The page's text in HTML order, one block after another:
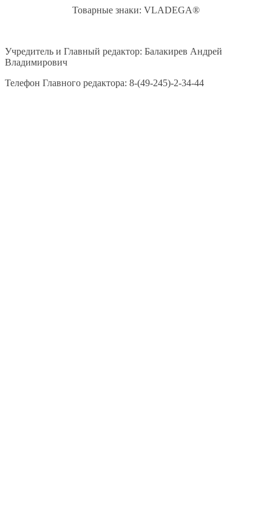
Товарные знаки: VLADEGA®
Учредитель и Главный редактор: Балакирев Андрей
Владимирович
Телефон Главного редактора: 8-(49-245)-2-34-44